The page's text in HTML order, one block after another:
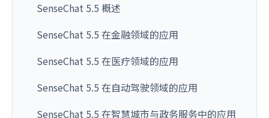
SenseChat 5.5 概述
SenseChat 5.5 在金融领域的应用
SenseChat 5.5 在医疗领域的应用
SenseChat 5.5 在自动驾驶领域的应用
SenseChat 5.5 在智慧城市与政务服务中的应用